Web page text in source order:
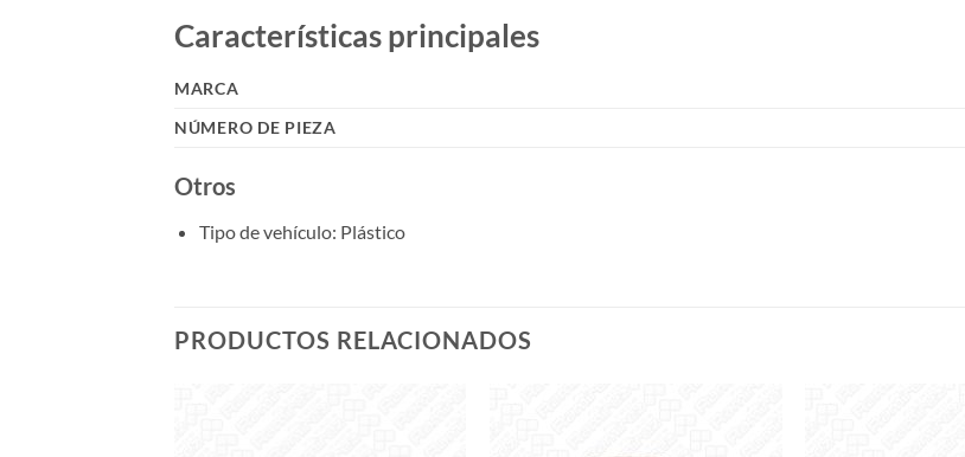
Características principales
MARCA
NÚMERO DE PIEZA
Otros
Tipo de vehículo: Plástico
PRODUCTOS RELACIONADOS